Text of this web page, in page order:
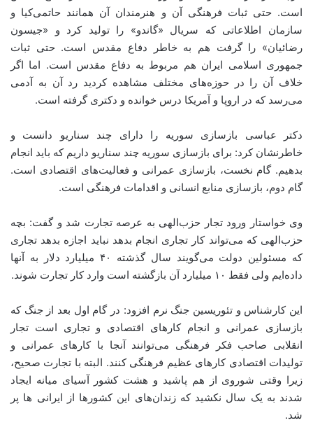
است. حتی ثبات فرهنگی آن و هنرمندان آن همانند حاتمی‌کیا و
سازمان اطلاعاتی که سریال «گاندو» را تولید کرد و «جیسون
رضائیان» را گرفت هم به خاطر دفاع مقدس است. حتی ثبات
جمهوری اسلامی ایران هم مربوط به دفاع مقدس است. اما اگر
خلاف آن را در حوزه‌های مختلف مشاهده کردید رد آن به آدمی
می‌رسد که در اروپا و آمریکا درس خوانده و دکتری گرفته است.
دکتر عباسی بازسازی سوریه را دارای چند سناریو دانست و
خاطرنشان کرد: برای بازسازی سوریه چند سناریو داریم که باید انجام
بدهیم. گام نخست، بازسازی عمرانی و فعالیت‌های اقتصادی است.
گام دوم، بازسازی منابع انسانی و اقدامات فرهنگی است.
وی خواستار ورود تجار حزب‌الهی به عرصه تجارت شد و گفت: بچه
حزب‌الهی که می‌تواند کار تجاری انجام بدهد نباید اجازه بدهد تجاری
که مسئولین دولت می‌گویند سال گذشته ۴۰ میلیارد دلار به آنها
داده‌ایم ولی فقط ۱۰ میلیارد آن بازگشته است وارد کار تجارت شوند.
این کارشناس و تئوریسین جنگ نرم افزود: در گام اول بعد از جنگ که
بازسازی عمرانی و انجام کارهای اقتصادی و تجاری است تجار
انقلابی صاحب فکر فرهنگی می‌توانند آنجا با کارهای عمرانی و
تولیدات اقتصادی کارهای عظیم فرهنگی کنند. البته با تجارت صحیح،
زیرا وقتی شوروی از هم پاشید و هشت کشور آسیای میانه ایجاد
شدند به یک سال نکشید که زندان‌های این کشورها از ایرانی ها پر
شد.